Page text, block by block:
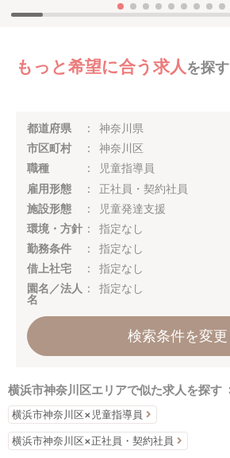
もっと希望に合う求人 を探す
都道府県
神奈川県
市区町村
神奈川区
職種
児童指導員
雇用形態
正社員・契約社員
施設形態
児童発達支援
環境・方針
指定なし
勤務条件
指定なし
借上社宅
指定なし
園名／法人
名
指定なし
検索条件を変更
横浜市神奈川区エリアで似た求人を探す
横浜市神奈川区×児童指導員
横浜市神奈川区×正社員・契約社員